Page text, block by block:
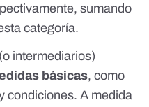
sumando
categoría.
intermediarios)
básicas, como
condiciones. A medida